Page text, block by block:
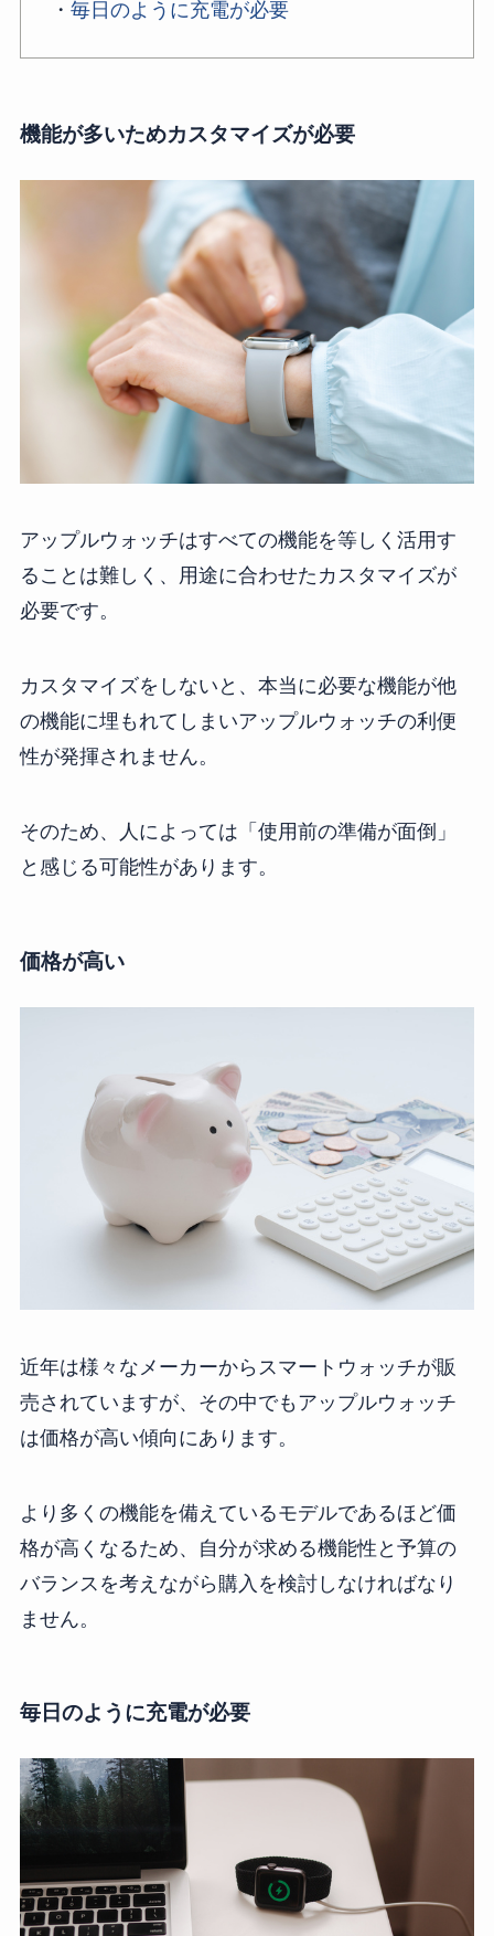
・ 毎日のように充電が必要
機能が多いためカスタマイズが必要
アップルウォッチはすべての機能を等しく活用す
ることは難しく、用途に合わせたカスタマイズが
必要です。
カスタマイズをしないと、本当に必要な機能が他
の機能に埋もれてしまいアップルウォッチの利便
性が発揮されません。
そのため、人によっては「使用前の準備が面倒」
と感じる可能性があります。
価格が高い
近年は様々なメーカーからスマートウォッチが販
売されていますが、その中でもアップルウォッチ
は価格が高い傾向にあります。
より多くの機能を備えているモデルであるほど価
格が高くなるため、自分が求める機能性と予算の
バランスを考えながら購入を検討しなければなり
ません。
毎日のように充電が必要